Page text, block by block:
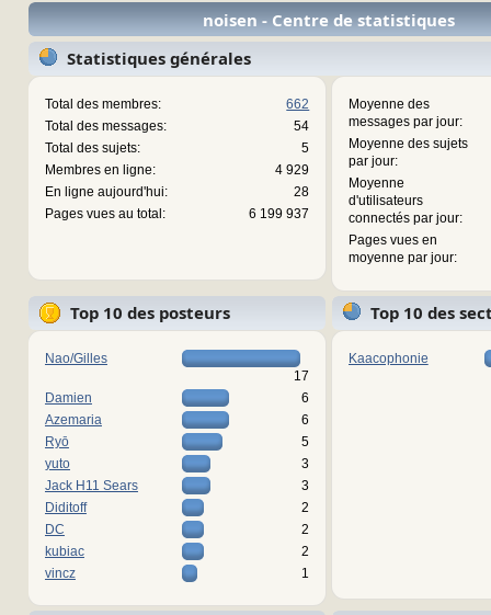
noisen - Centre de statistiques
Statistiques générales
Total des membres:
662
Total des messages:
54
Total des sujets:
5
Membres en ligne:
4 929
En ligne aujourd'hui:
28
Pages vues au total:
6 199 937
Moyenne des
messages par jour:
Moyenne des sujets
par jour:
Moyenne
d'utilisateurs
connectés par jour:
Pages vues en
moyenne par jour:
Top 10 des posteurs
Nao/Gilles
17
Damien
6
Azemaria
6
Ryō
5
yuto
3
Jack H11 Sears
3
Diditoff
2
DC
2
kubiac
2
vincz
1
Top 10 des
Kaacophonie